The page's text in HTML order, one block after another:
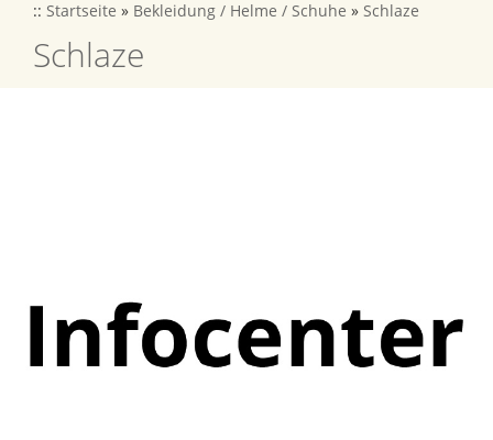
:: Startseite » Bekleidung / Helme / Schuhe » Schlaze
Schlaze